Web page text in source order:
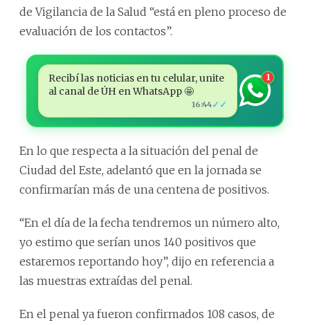
de Vigilancia de la Salud “está en pleno proceso de
evaluación de los contactos”.
Recibí las noticias en tu celular, unite
al canal de ÚH en WhatsApp 🤩
16:44✓✓
1
En lo que respecta a la situación del penal de
Ciudad del Este, adelantó que en la jornada se
confirmarían más de una centena de positivos.
“En el día de la fecha tendremos un número alto,
yo estimo que serían unos 140 positivos que
estaremos reportando hoy”, dijo en referencia a
las muestras extraídas del penal.
En el penal ya fueron confirmados 108 casos, de